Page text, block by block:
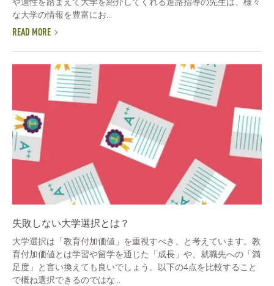
な大学の情報を豊富にお...
READ MORE
失敗しない大学選択とは？
大学選択は「教育付加価値」を重視すべき、と考えています。教
育付加価値とは学習や留学を通じた「成長」や、就職先への「満
足度」と言い換えても良いでしょう。以下の4点を比較すること
で概ね選択できるのではな...